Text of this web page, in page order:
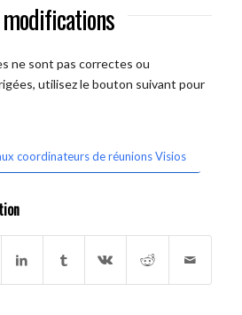
ne sont pas correctes ou
utilisez le bouton suivant pour
coordinateurs de réunions Visios